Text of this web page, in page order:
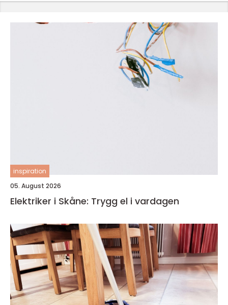
inspiration
05. August 2026
Elektriker i Skåne: Trygg el i vardagen